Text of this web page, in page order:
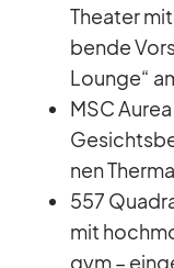
Thea­ter
bende
Lounge“
MSC
nen
557
mit
gym –